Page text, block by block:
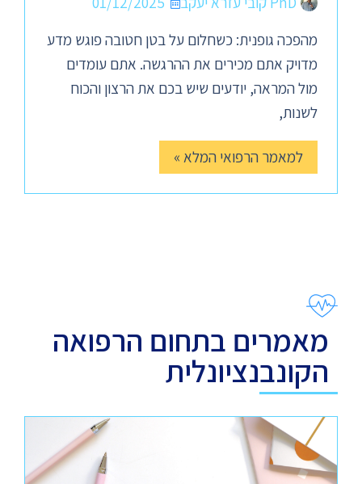
מהפכה גופנית: כשחלום על בטן חטובה פוגש מדע
מדויק אתם מכירים את ההרגשה. אתם עומדים
מול המראה, יודעים שיש בכם את הרצון והכוח
לשנות,
למאמר הרפואי המלא »
מאמרים בתחום הרפואה
הקונבנציונלית